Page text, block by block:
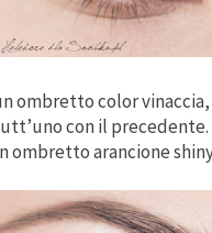
ombretto color
con il
ombretto arancione